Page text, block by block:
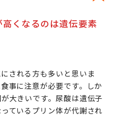
くなるのは遺伝要素
される方も多いと思いま
事に注意が必要です。しか
大きいです。尿酸は遺伝子
ているプリン体が代謝され